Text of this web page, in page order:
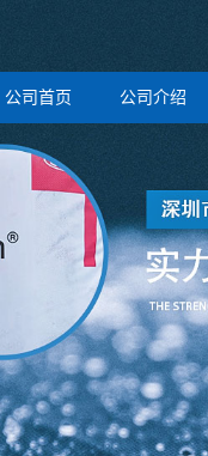
公司首页 公司介绍